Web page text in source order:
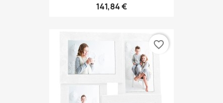
141,84 €
favorite_border